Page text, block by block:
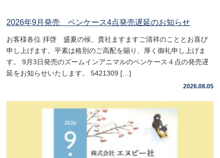
2026年9月発売 ペンケース4点発売遅延のお知らせ
お客様各位 拝啓 盛夏の候、貴社ますますご清祥のこととお喜び
申し上げます。平素は格別のご高配を賜り、厚く御礼申し上げま
す。 9月3日発売のズームインアニマルのペンケース４点の発売遅
延をお知らせいたします。 5421309 […]
2026.08.05